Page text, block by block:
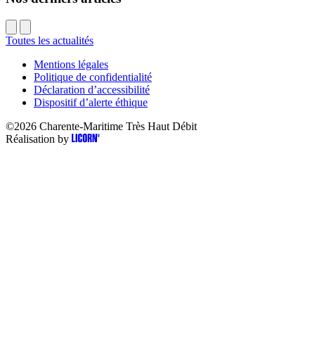
Toutes les actualités
Mentions légales
Politique de confidentialité
Déclaration d’accessibilité
Dispositif d’alerte éthique
©2026 Charente-Maritime Très Haut Débit
Réalisation by